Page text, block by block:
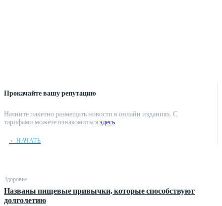
Прокачайте вашу репутацию
Начните пакетно размещать новости в онлайн изданиях. С
тарифами можете ознакомитьсяздесь
﹢ НАЧАТЬ
Здоровье
Названы пищевые привычки, которые способствуют
долголетию